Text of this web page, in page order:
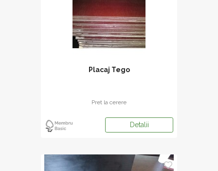
Placaj Tego
Pret la cerere
Detalii